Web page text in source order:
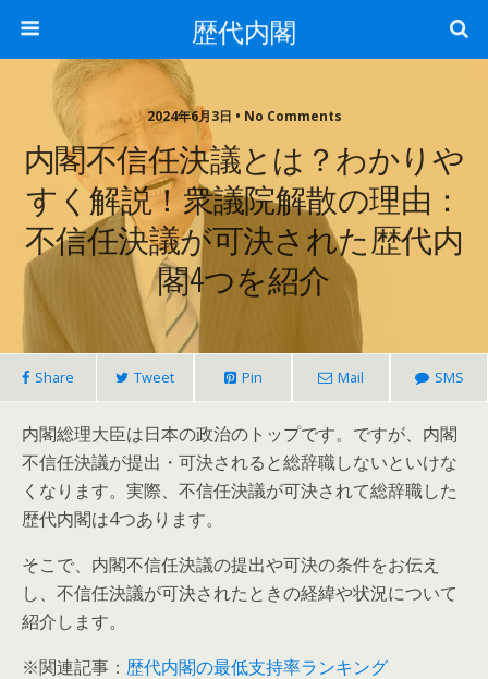
歴代内閣
2024年6月3日 • No Comments
内閣不信任決議とは？わかりや
すく解説！衆議院解散の理由：
不信任決議が可決された歴代内
閣4つを紹介
Share Tweet Pin Mail SMS
内閣総理大臣は日本の政治のトップです。ですが、内閣
不信任決議が提出・可決されると総辞職しないといけな
くなります。実際、不信任決議が可決されて総辞職した
歴代内閣は4つあります。
そこで、内閣不信任決議の提出や可決の条件をお伝え
し、不信任決議が可決されたときの経緯や状況について
紹介します。
※関連記事： 歴代内閣の最低支持率ランキング